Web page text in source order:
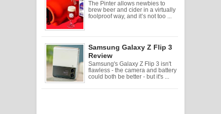
The Pinter allows newbies to
brew beer and cider in a virtually
foolproof way, and it’s not too ...
Samsung Galaxy Z Flip 3
Review
Samsung's Galaxy Z Flip 3 isn't
flawless - the camera and battery
could both be better - but it's ...